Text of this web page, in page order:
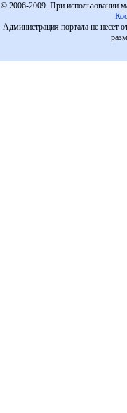
© 2006-2009. При использовании
Администрация портала не несет